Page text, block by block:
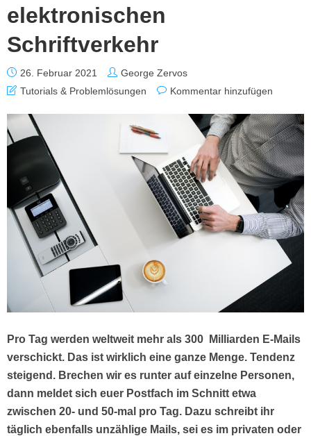
elektronischen
Schriftverkehr
26. Februar 2021
George Zervos
Tutorials & Problemlösungen
Kommentar hinzufügen
Pro Tag werden weltweit mehr als 300 Milliarden E-Mails
verschickt. Das ist wirklich eine ganze Menge. Tendenz
steigend. Brechen wir es runter auf einzelne Personen,
dann meldet sich euer Postfach im Schnitt etwa
zwischen 20- und 50-mal pro Tag. Dazu schreibt ihr
täglich ebenfalls unzählige Mails, sei es im privaten oder